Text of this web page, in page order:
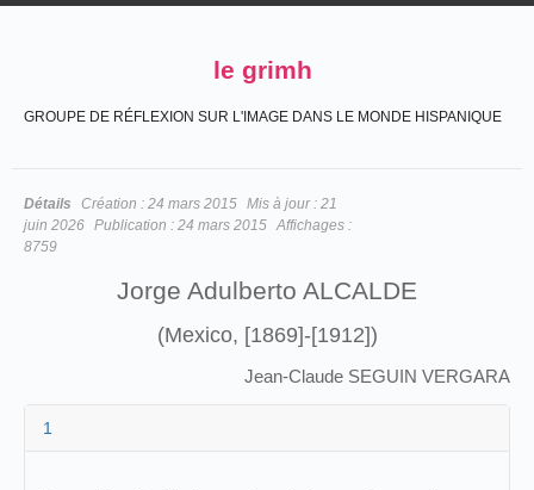
le grimh
GROUPE DE RÉFLEXION SUR L'IMAGE DANS LE MONDE HISPANIQUE
Détails Création : 24 mars 2015 Mis à jour : 21
juin 2026 Publication : 24 mars 2015 Affichages :
8759
Jorge Adulberto ALCALDE
(Mexico, [1869]-[1912])
Jean-Claude SEGUIN VERGARA
1